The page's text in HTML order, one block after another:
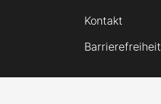
Kontakt
Barrierefreiheit